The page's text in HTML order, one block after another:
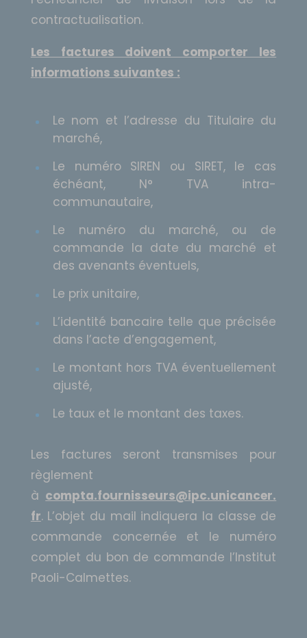
contractualisation.
Les factures doivent comporter les
informations suivantes :
Le nom et l’adresse du Titulaire du
marché,
Le numéro SIREN ou SIRET, le cas
échéant, N° TVA intra-
communautaire,
Le numéro du marché, ou de
commande la date du marché et
des avenants éventuels,
Le prix unitaire,
L’identité bancaire telle que précisée
dans l’acte d’engagement,
Le montant hors TVA éventuellement
ajusté,
Le taux et le montant des taxes.
Les factures seront transmises pour
règlement
à compta.fournisseurs@ipc.unicancer.
fr. L’objet du mail indiquera la classe de
commande concernée et le numéro
complet du bon de commande l’Institut
Paoli-Calmettes.